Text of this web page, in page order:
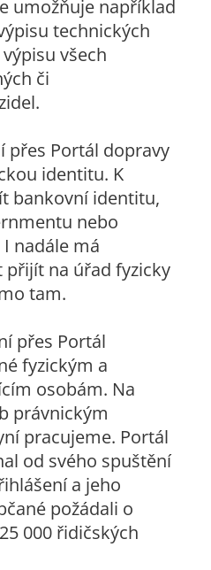
umožňuje například
technických
všech
či
přes Portál dopravy
identitu. K
bankovní identitu,
nebo
nadále má
na úřad fyzicky
tam.
přes Portál
fyzickým a
osobám. Na
právnickým
pracujeme. Portál
od svého spuštění
a jeho
požádali o
000 řidičských